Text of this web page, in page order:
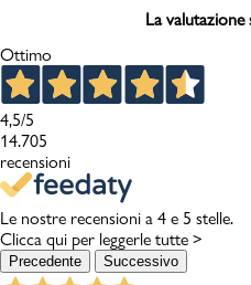
La
Ottimo
4,5/5
14.705
recensioni
Le nostre recensioni a 4 e 5 stelle.
Clicca qui per leggerle tutte >
Precedente Successivo